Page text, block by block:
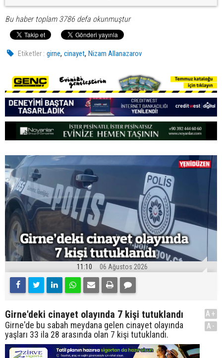
Bu haber toplam 3786 defa okunmuştur
Etiketler : girne,cinayet,Nizam Allanazarov
11:10 06 Ağustos 2026
Girne'deki cinayet olayında 7 kişi tutuklandı
Girne'de bu sabah meydana gelen cinayet olayında
yaşları 33 ila 28 arasında olan 7 kişi tutuklandı.
A+
A-